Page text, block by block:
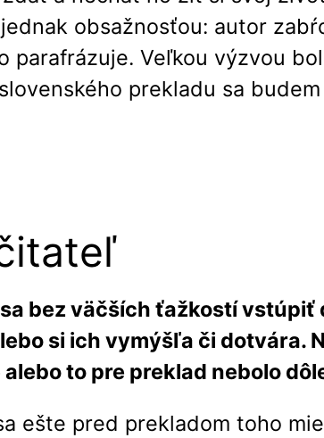
obsažnosťou: autor
Veľkou výzvou
prekladu sa
bez väčších ťažkostí vstúpiť
si ich vymýšľa či dotvára.
to pre preklad nebolo
ešte pred prekladom toho